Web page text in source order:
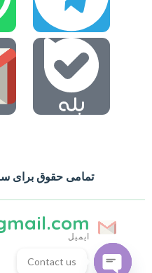
تمامی حقوق برای
ایمیل
Contact us